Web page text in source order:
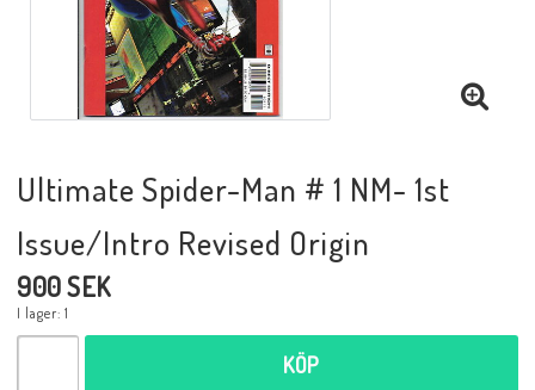
Mynt och Sedlar
Samlartillbehör
Serier Sverige
Ultimate Spider-Man # 1 NM- 1st
Issue/Intro Revised Origin
900 SEK
I lager: 1
KÖP